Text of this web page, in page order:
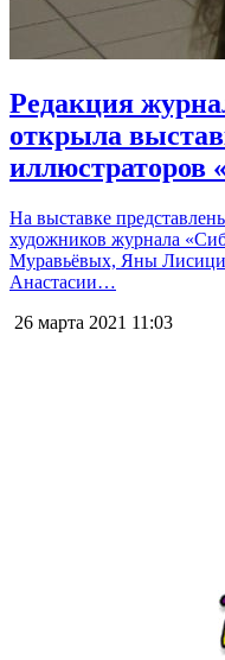
Редакция
открыла
иллюстраторов
На выставке
художников журнала
Муравьёвых, Яны
Анастасии…
26 марта 2021 11:03